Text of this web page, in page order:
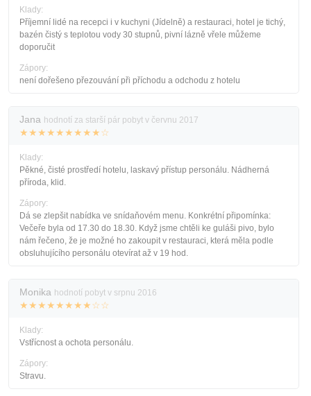
Klady:
Příjemní lidé na recepci i v kuchyni (Jídelně) a restauraci, hotel je tichý,
bazén čistý s teplotou vody 30 stupnů, pivní lázně vřele můžeme
doporučit
Zápory:
není dořešeno přezouvání při příchodu a odchodu z hotelu
Jana hodnotí za starší pár pobyt v červnu 2017
★★★★★★★★★☆
Klady:
Pěkné, čisté prostředí hotelu, laskavý přístup personálu. Nádherná
příroda, klid.
Zápory:
Dá se zlepšit nabídka ve snídaňovém menu. Konkrétní připomínka:
Večeře byla od 17.30 do 18.30. Když jsme chtěli ke guláši pivo, bylo
nám řečeno, že je možné ho zakoupit v restauraci, která měla podle
obsluhujícího personálu otevírat až v 19 hod.
Monika hodnotí pobyt v srpnu 2016
★★★★★★★★☆☆
Klady:
Vstřícnost a ochota personálu.
Zápory:
Stravu.